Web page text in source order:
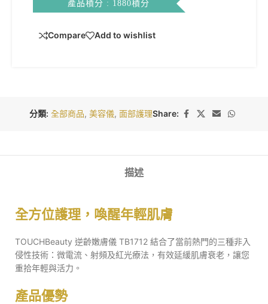
產品積分 : 1880積分
Compare Add to wishlist
分類: 全部商品, 美容儀, 面部護理Share:
描述
全方位護理，喚醒年輕肌膚
TOUCHBeauty 逆齡嫩膚儀 TB1712 結合了當前熱門的三種非入
侵性技術：微電流、射頻及紅光療法，有效延緩肌膚衰老，讓您
重拾年輕與活力。
產品優勢